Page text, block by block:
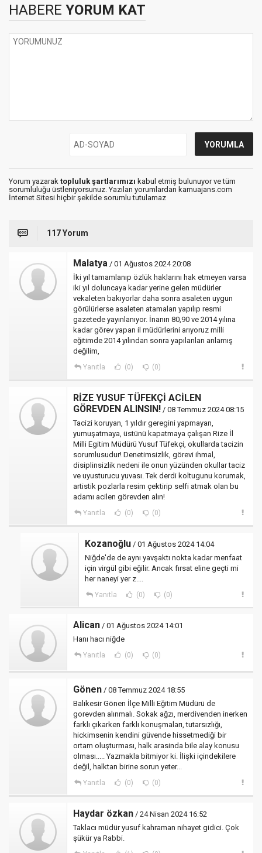
HABERE YORUM KAT
Yorum yazarak topluluk şartlarımızı kabul etmiş bulunuyor ve tüm
sorumluluğu üstleniyorsunuz. Yazılan yorumlardan kamuajans.com
İnternet Sitesi hiçbir şekilde sorumlu tutulamaz
117 Yorum
Malatya / 01 Ağustos 2024 20:08
İki yıl tamamlanıp özlük haklarını hak etmeyen varsa
iki yıl doluncaya kadar yerine gelen müdürler
vekaleten bakıyorlar daha sonra asaleten uygun
görülürlerse asaleten atamaları yapılıp resmi
gazetede yayınlanıyor. İnanın 80,90 ve 2014 yılına
kadar görev yapan il müdürlerini arıyoruz milli
eğitimde 2014 yılından sonra yapılanları anlamış
değilim,
Yanıtla (0) (0)
RİZE YUSUF TÜFEKÇİ ACİLEN
GÖREVDEN ALINSIN! / 08 Temmuz 2024 08:15
Tacizi koruyan, 1 yıldır geregini yapmayan,
yumuşatmaya, üstünü kapatmaya çalışan Rize İl
Milli Egitim Müdürü Yusuf Tüfekçi, okullarda tacizin
sorumlusudur! Denetimsizlik, görevi ihmal,
disiplinsizlik nedeni ile onun yüzünden okullar taciz
ve uyusturucu yuvası. Tek derdi koltugunu korumak,
artistik pozlarla resim çektirip selfi atmak olan bu
adamı acilen görevden alın!
Yanıtla (0) (0)
Kozanoğlu / 01 Ağustos 2024 14:04
Niğde'de de aynı yavşaktı nokta kadar menfaat
için virgül gibi eğilir. Ancak fırsat eline geçti mi
her naneyi yer z....
Yanıtla (0) (0)
Alican / 01 Ağustos 2024 14:01
Hanı hacı niğde
Yanıtla (0) (0)
Gönen / 08 Temmuz 2024 18:55
Balıkesir Gönen İlçe Milli Eğitim Müdürü de
gorevden alınmalı. Sokak ağzı, merdivenden inerken
farklı çıkarken farklı konuşmaları, tutarsızlığı,
hickimsenin kendini güvende hissetmediği bir
ortam oluşturması, halk arasinda bile alay konusu
olması..... Yazmakla bitmiyor ki. İlişki içindekilere
değil, halktan birine sorun yeter...
Yanıtla (0) (0)
Haydar özkan / 24 Nisan 2024 16:52
Taklacı müdür yusuf kahraman nihayet gidici. Çok
şükür ya Rabbi.